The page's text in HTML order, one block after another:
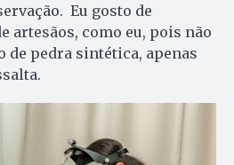
Eu gosto de
artesãos, como eu, pois não
de pedra sintética, apenas